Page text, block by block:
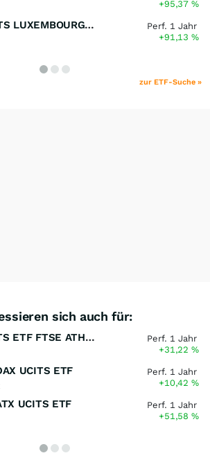
+95,37%
MULTI UNITS LUXEMBOURG - Lyxor MSCI Semiconductors ESG Filtered
Perf. 1 Jahr
+91,13%
zur ETF-Suche »
sich auch für:
LYXOR UCITS ETF FTSE ATHEX LARGE CAP
Perf. 1 Jahr
+31,22%
UCITS ETF
Perf. 1 Jahr
+10,42%
UCITS ETF
Perf. 1 Jahr
+51,58%